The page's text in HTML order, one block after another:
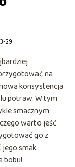
29
na
konsystencja
potraw. W tym
smacznym
warto jeść
go z
smak.
bobu!